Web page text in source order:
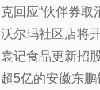
克回应“伙伴券取
沃尔玛社区店将
袁记食品更新招
超5亿的安徽东鹏